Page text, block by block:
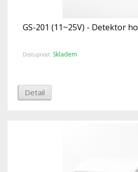
GS-201 (11~25V) - Detektor
Dostupnost: Skladem
Detail